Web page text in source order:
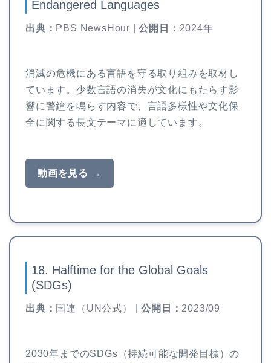
Endangered Languages
出典： PBS NewsHour |公開日： 2024年
消滅の危機にある言語を守る取り組みを取材し
ています。少数言語の消失が文化にもたらす影
響に警鐘を鳴らす内容で、言語多様性や文化保
全に関する長文テーマに適しています。
動画を見る →
18. Halftime for the Global Goals
(SDGs)
出典： 国連（UN公式） |公開日： 2023/09
2030年までのSDGs（持続可能な開発目標）の